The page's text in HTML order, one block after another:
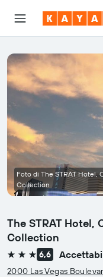
The STRAT Hotel,
Collection
3 stelle 6,6
2000 Las Vegas
Foto di The STRAT Hotel,
Collection